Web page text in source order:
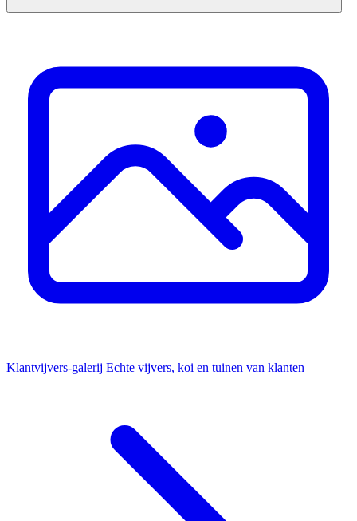
Klantvijvers-galerij Echte vijvers, koi en tuinen van klanten